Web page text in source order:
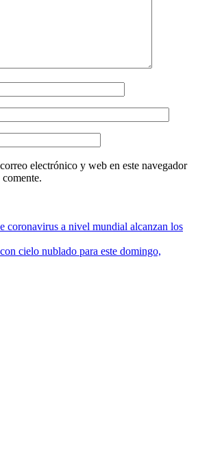
electrónico y web en este navegador
coronavirus a nivel mundial alcanzan los
cielo nublado para este domingo,